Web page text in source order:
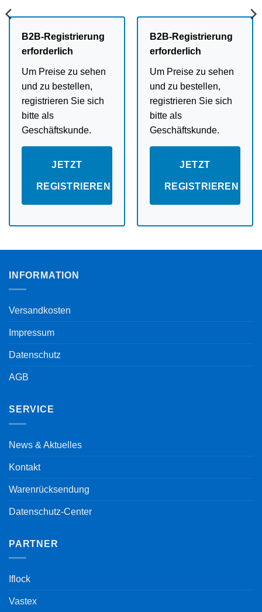
B2B-Registrierung
erforderlich
Um Preise zu sehen
und zu bestellen,
registrieren Sie sich
bitte als
Geschäftskunde.
JETZT
REGISTRIEREN
B2B-Registrierung
erforderlich
Um Preise zu sehen
und zu bestellen,
registrieren Sie sich
bitte als
Geschäftskunde.
JETZT
REGISTRIEREN
INFORMATION
Versandkosten
Impressum
Datenschutz
AGB
SERVICE
News & Aktuelles
Kontakt
Warenrücksendung
Datenschutz-Center
PARTNER
Iflock
Vastex